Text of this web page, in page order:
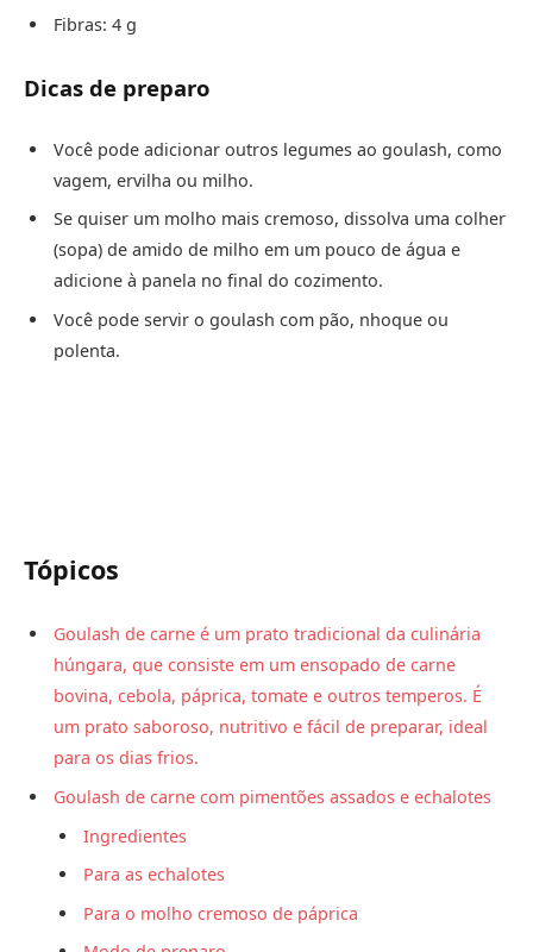
Fibras: 4 g
Dicas de preparo
Você pode adicionar outros legumes ao goulash, como
vagem, ervilha ou milho.
Se quiser um molho mais cremoso, dissolva uma colher
(sopa) de amido de milho em um pouco de água e
adicione à panela no final do cozimento.
Você pode servir o goulash com pão, nhoque ou
polenta.
Tópicos
Goulash de carne é um prato tradicional da culinária
húngara, que consiste em um ensopado de carne
bovina, cebola, páprica, tomate e outros temperos. É
um prato saboroso, nutritivo e fácil de preparar, ideal
para os dias frios.
Goulash de carne com pimentões assados e echalotes
Ingredientes
Para as echalotes
Para o molho cremoso de páprica